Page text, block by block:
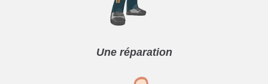
Une réparation